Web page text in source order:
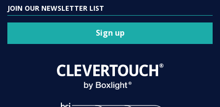
JOIN OUR NEWSLETTER LIST
Sign up